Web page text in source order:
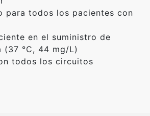
para todos los pacientes con
en el suministro de
(37 °C, 44 mg/L)
todos los circuitos